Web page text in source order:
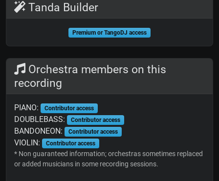
Tanda Builder
Premium or TangoDJ access
Orchestra members on this
recording
PIANO: Contributor access
DOUBLEBASS: Contributor access
BANDONEON: Contributor access
VIOLIN: Contributor access
* Non guaranteed information; orchestras sometimes replaced
or added musicians in some recording sessions.